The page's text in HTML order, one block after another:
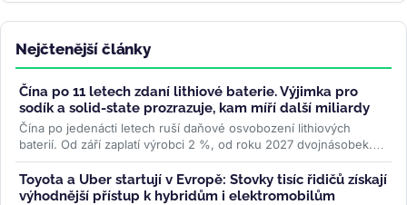
Nejčtenější články
Čína po 11 letech zdaní lithiové baterie. Výjimka pro
sodík a solid-state prozrazuje, kam míří další miliardy
Čína po jedenácti letech ruší daňové osvobození lithiových
baterií. Od září zaplatí výrobci 2 %, od roku 2027 dvojnásobek.
Sodíkové...>>
Toyota a Uber startují v Evropě: Stovky tisíc řidičů získají
výhodnější přístup k hybridům i elektromobilům